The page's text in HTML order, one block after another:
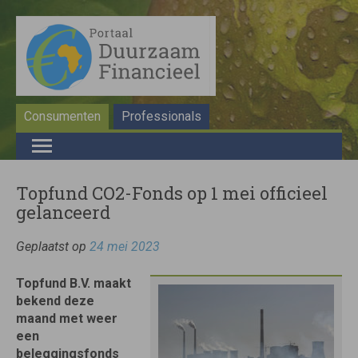
Consumenten Professionals
Topfund CO2-Fonds op 1 mei officieel
gelanceerd
Geplaatst op 24 mei 2023
Topfund B.V. maakt
bekend deze
maand met weer
een
beleggingsfonds